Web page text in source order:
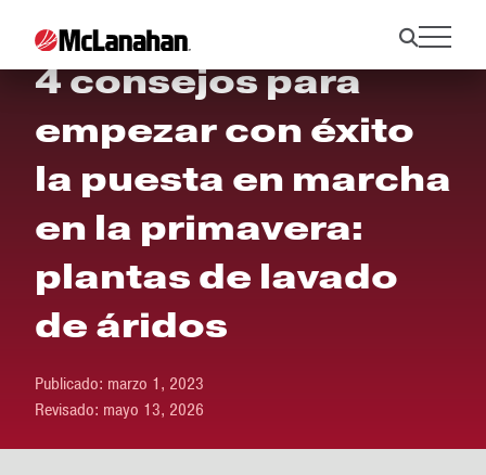
4 consejos para
empezar con éxito
la puesta en marcha
en la primavera:
plantas de lavado
de áridos
Publicado: marzo 1, 2023
Revisado: mayo 13, 2026